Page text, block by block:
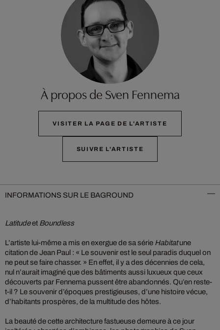
À propos de Sven Fennema
VISITER LA PAGE DE L'ARTISTE
SUIVRE L'ARTISTE
INFORMATIONS SUR LE BAGROUND
Latitudeet Boundless
L’artiste lui-même a mis en exergue de sa série Habitatune
citation de Jean Paul : « Le souvenir est le seul paradis duquel on
ne peut se faire chasser. » En effet, il y a des décennies de cela,
nul n’aurait imaginé que des bâtiments aussi luxueux que ceux
découverts par Fennema pussent être abandonnés. Qu’en reste-
t-il ? Le souvenir d’époques prestigieuses, d’une histoire vécue,
d’habitants prospères, de la multitude des hôtes.
La beauté de cette architecture fastueuse demeure à ce jour